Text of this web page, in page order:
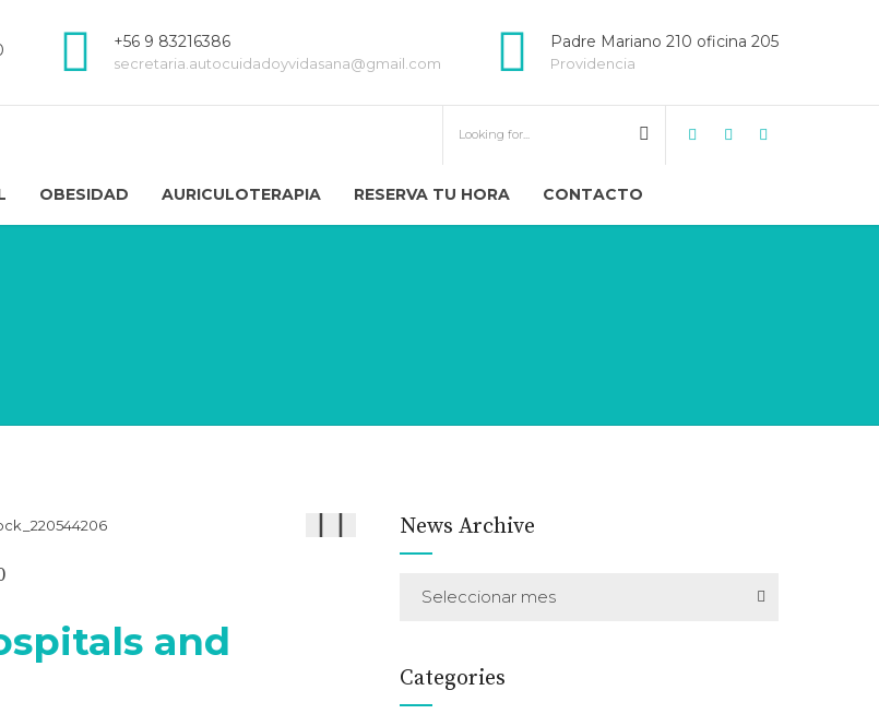
+56 9 83216386
secretaria.autocuidadoyvidasana@gmail.com
Padre Mariano 210 oficina 205
Providencia
OBESIDAD AURICULOTERAPIA RESERVA TU HORA CONTACTO
and
News Archive
Seleccionar mes
Categories